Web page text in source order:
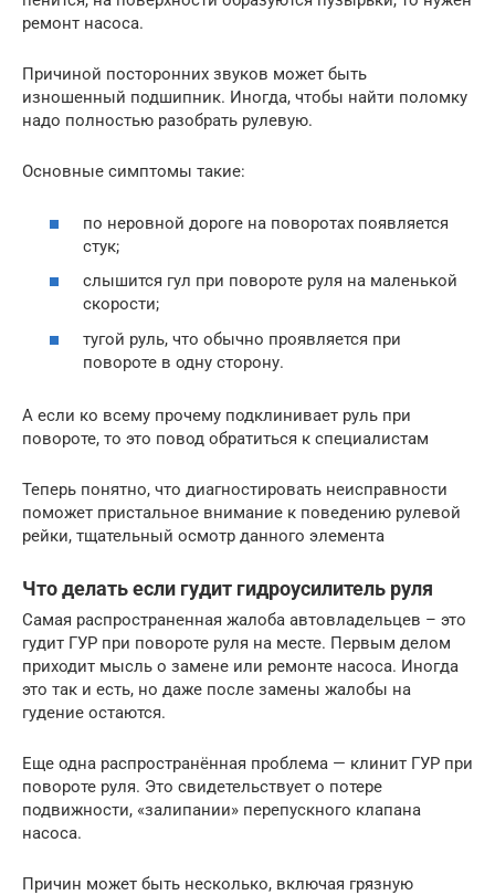
ремонт насоса.
Причиной посторонних звуков может быть
изношенный подшипник. Иногда, чтобы найти поломку
надо полностью разобрать рулевую.
Основные симптомы такие:
по неровной дороге на поворотах появляется
стук;
слышится гул при повороте руля на маленькой
скорости;
тугой руль, что обычно проявляется при
повороте в одну сторону.
А если ко всему прочему подклинивает руль при
повороте, то это повод обратиться к специалистам
Теперь понятно, что диагностировать неисправности
поможет пристальное внимание к поведению рулевой
рейки, тщательный осмотр данного элемента
Что делать если гудит гидроусилитель руля
Самая распространенная жалоба автовладельцев – это
гудит ГУР при повороте руля на месте. Первым делом
приходит мысль о замене или ремонте насоса. Иногда
это так и есть, но даже после замены жалобы на
гудение остаются.
Еще одна распространённая проблема — клинит ГУР при
повороте руля. Это свидетельствует о потере
подвижности, «залипании» перепускного клапана
насоса.
Причин может быть несколько, включая грязную